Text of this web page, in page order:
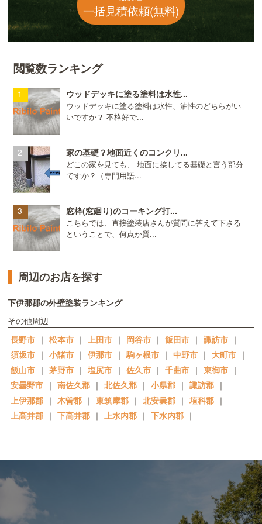
一括見積依頼(無料)
閲覧数ランキング
ウッドデッキに塗る塗料は水性...
ウッドデッキに塗る塗料は水性、油性のどちらがい
いですか？ 不格好で...
家の基礎？地面近くのコンクリ...
どこの家を見ても、 地面に接してる基礎と言う部分
ですか？（専門用語...
窓枠(窓廻り)のコーキング打...
こちらでは、直接塗装店さんが質問に答えて下さる
ということで、何点か質...
周辺のお店を探す
下伊那郡の外壁塗装ランキング
その他周辺
長野市 ｜ 松本市 ｜ 上田市 ｜ 岡谷市 ｜ 飯田市 ｜ 諏訪市 ｜
須坂市 ｜ 小諸市 ｜ 伊那市 ｜ 駒ヶ根市 ｜ 中野市 ｜ 大町市 ｜
飯山市 ｜ 茅野市 ｜ 塩尻市 ｜ 佐久市 ｜ 千曲市 ｜ 東御市 ｜
安曇野市 ｜ 南佐久郡 ｜ 北佐久郡 ｜ 小県郡 ｜ 諏訪郡 ｜
上伊那郡 ｜ 木曽郡 ｜ 東筑摩郡 ｜ 北安曇郡 ｜ 埴科郡 ｜
上高井郡 ｜ 下高井郡 ｜ 上水内郡 ｜ 下水内郡 ｜